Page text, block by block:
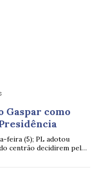
Gaspar como
feira (5); PL adotou
centrão decidirem pela